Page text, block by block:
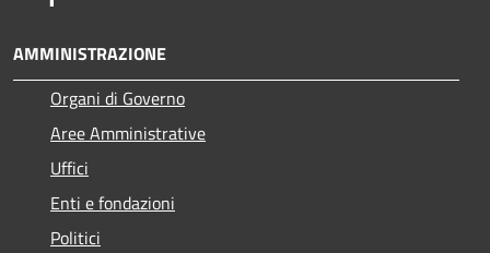
AMMINISTRAZIONE
Organi di Governo
Aree Amministrative
Uffici
Enti e fondazioni
Politici